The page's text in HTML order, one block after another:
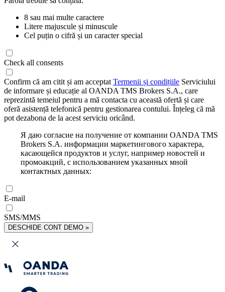
8 sau mai multe caractere
Litere majuscule și minuscule
Cel puțin o cifră și un caracter special
Check all consents
Confirm că am citit și am acceptat Termenii și condițiile Serviciului
de informare și educație al OANDA TMS Brokers S.A., care
reprezintă temeiul pentru a mă contacta cu această ofertă și care
oferă asistență telefonică pentru gestionarea contului. Înțeleg că mă
pot dezabona de la acest serviciu oricând.
Я даю согласие на получение от компании OANDA TMS
Brokers S.A. информации маркетингового характера,
касающейся продуктов и услуг, например новостей и
промоакций, с использованием указанных мной
контактных данных:
E-mail
SMS/MMS
DESCHIDE CONT DEMO »